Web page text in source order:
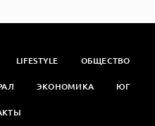
LIFESTYLE ОБЩЕСТВО
ЭКОНОМИКА ЮГ